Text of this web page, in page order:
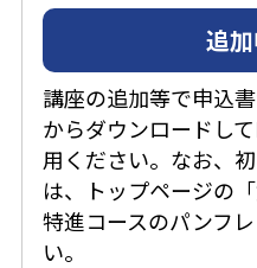
追
講座の追加等で申込
からダウンロードし
用ください。なお、
は、トップページの
特進コースのパンフ
い。